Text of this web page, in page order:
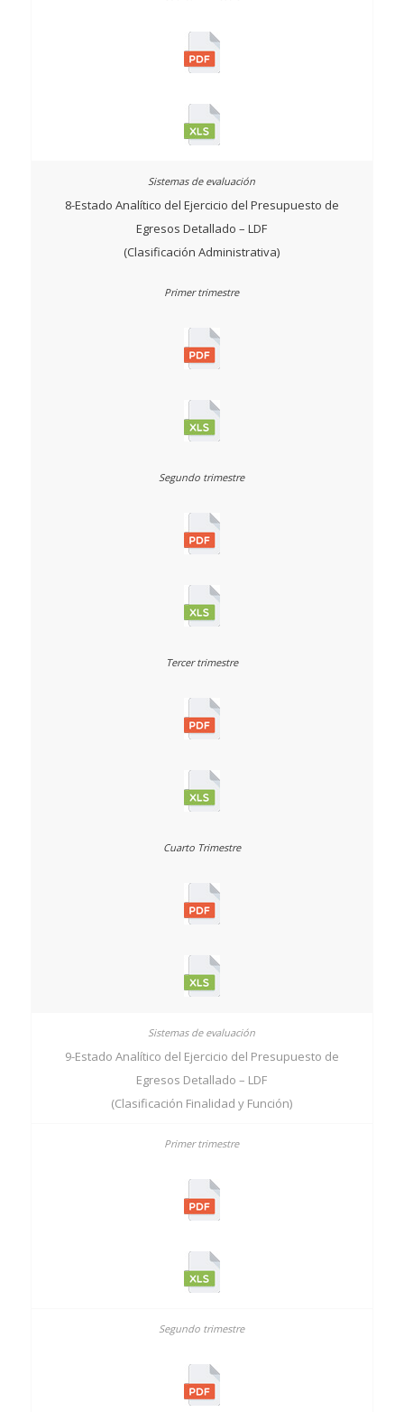
8-Estado Analítico del Ejercicio del Presupuesto de
Egresos Detallado – LDF
(Clasificación Administrativa)
9-Estado Analítico del Ejercicio del Presupuesto de
Egresos Detallado – LDF
(Clasificación Finalidad y Función)